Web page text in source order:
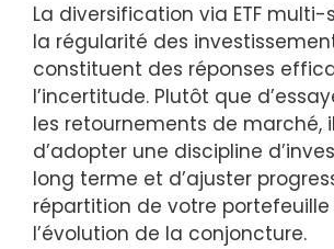
La diversification via ETF
la régularité des
constituent des réponses
l’incertitude. Plutôt que
les retournements de marché,
d’adopter une discipline
long terme et d’ajuster
répartition de votre portefeuille
l’évolution de la conjoncture.